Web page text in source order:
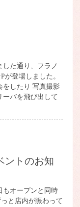
た通り、フラノ
登場しました。
をしたり 写真撮影
ーバを飛び出して
もオープンと同時
と店内が賑わって